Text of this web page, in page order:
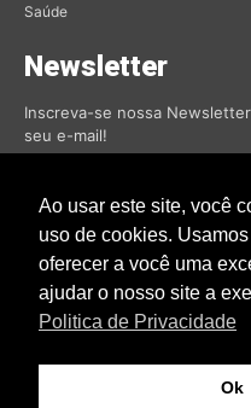
Saúde
Newsletter
Inscreva-se nossa
seu e-mail!
Nós respeitamos sua privacidade.
Ao usar este site, você
uso de cookies.
oferecer a você uma
ajudar o nosso site a
Politica de Privacidade
Ok